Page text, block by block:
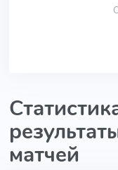
матчей